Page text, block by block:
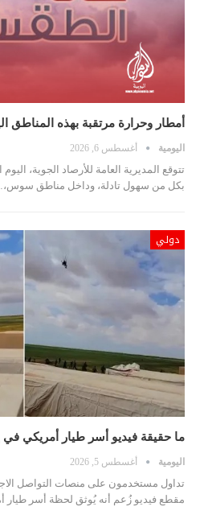
أمطار وحرارة مرتقبة بهذه المناطق
اليومية أغسطس 6, 2026
تتوقع المديرية العامة للأرصاد الجوية،
بكل من سهول تادلة، وداخل مناطق
دولي
ما حقيقة فيديو أسر طيار أمريكي في
اليومية أغسطس 5, 2026
تداول مستخدمون على منصات التواصل
مقطع فيديو زُعم أنه يُوثق لحظة أسر طيار